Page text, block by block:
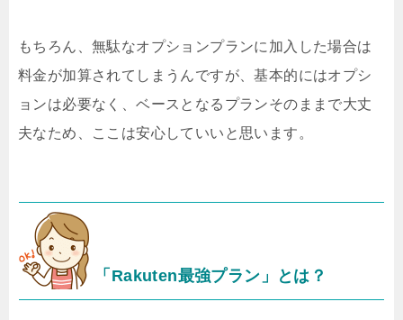
もちろん、無駄なオプションプランに加入した場合は
料金が加算されてしまうんですが、基本的にはオプシ
ョンは必要なく、ベースとなるプランそのままで大丈
夫なため、ここは安心していいと思います。
「Rakuten最強プラン」とは？